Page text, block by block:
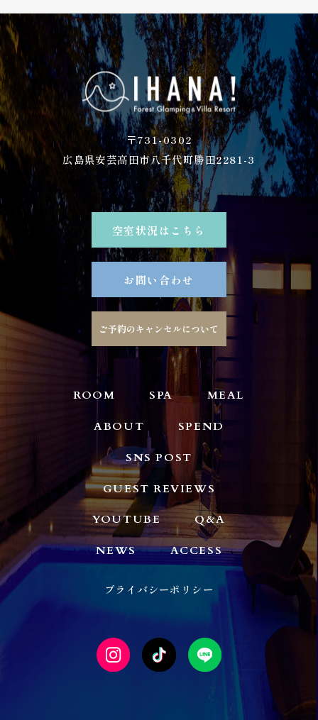
〒731-0302
広島県安芸高田市八千代町勝田2281-3
空室状況はこちら
お問い合わせ
ご予約のキャンセルについて
ROOM SPA MEAL
ABOUT SPEND
SNS POST
GUEST REVIEWS
YOUTUBE Q&A
NEWS ACCESS
プライバシーポリシー